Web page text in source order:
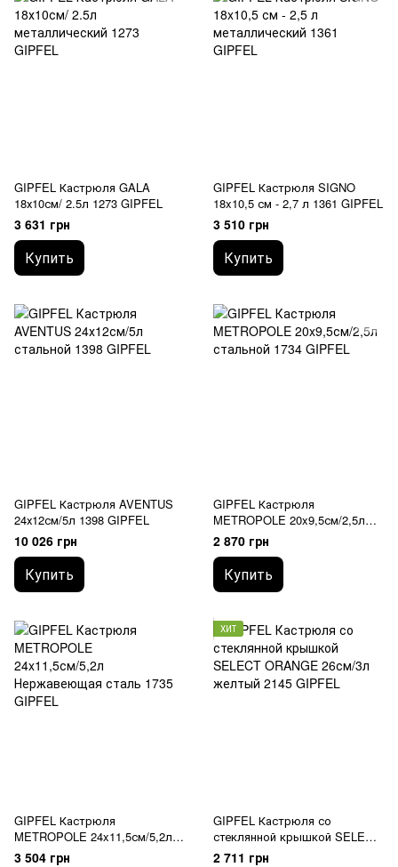
GIPFEL Кастрюля GALA
18х10см/ 2.5л 1273 GIPFEL
3 631 грн
Купить
GIPFEL Кастрюля SIGNO
18x10,5 см - 2,7 л 1361 GIPFEL
3 510 грн
Купить
GIPFEL Кастрюля AVENTUS
24х12см/5л 1398 GIPFEL
10 026 грн
Купить
GIPFEL Кастрюля
METROPOLE 20x9,5см/2,5л
1734 GIPFEL
2 870 грн
Купить
GIPFEL Кастрюля
METROPOLE 24x11,5см/5,2л
1735 GIPFEL
3 504 грн
ХИТ
GIPFEL Кастрюля со
стеклянной крышкой SELECT
ORANGE 26см/3л 2145 GIPFEL
2 711 грн